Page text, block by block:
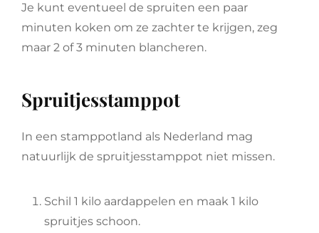
Je kunt eventueel de spruiten een paar
minuten koken om ze zachter te krijgen, zeg
maar 2 of 3 minuten blancheren.
Spruitjesstamppot
In een stamppotland als Nederland mag
natuurlijk de spruitjesstamppot niet missen.
Schil 1 kilo aardappelen en maak 1 kilo
spruitjes schoon.